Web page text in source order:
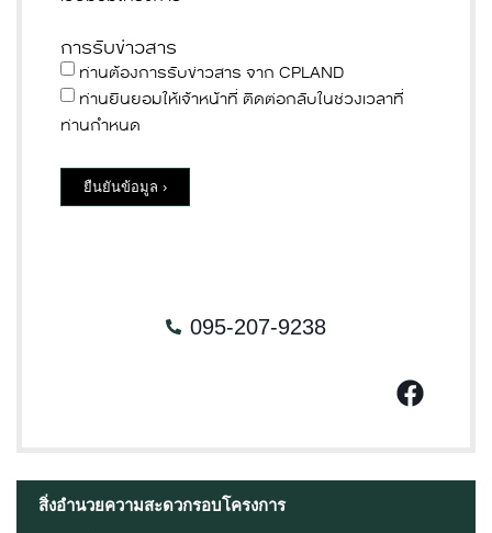
การรับข่าวสาร
ท่านต้องการรับข่าวสาร จาก CPLAND
ท่านยินยอมให้เจ้าหน้าที่ ติดต่อกลับในช่วงเวลาที่
ท่านกำหนด
ยืนยันข้อมูล ›
095-207-9238
สิ่งอำนวยความสะดวกรอบโครงการ